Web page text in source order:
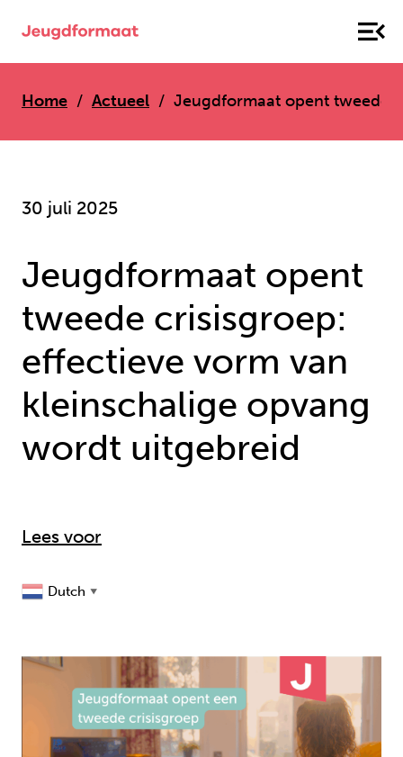
Home Actueel Jeugdformaat opent tweede
30 juli 2025
Jeugdformaat opent
tweede crisisgroep:
effectieve vorm van
kleinschalige opvang
wordt uitgebreid
Lees voor
Dutch ▼